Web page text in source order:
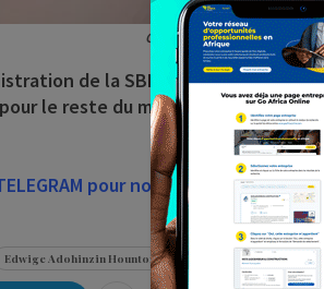
Gabriel Degbegni
de la SBEE, le tout nouveau
le reste du mandat du Groupe
pour nous suivre 24h/24,
Edwige Adohinzin Hountondji Gabriel Degbegni